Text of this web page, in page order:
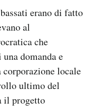
erano di fatto
al
che
domanda e
corporazione locale
ultimo del
il progetto